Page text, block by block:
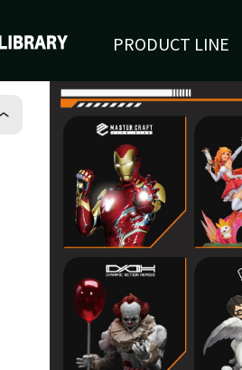
PRODUCT LINE